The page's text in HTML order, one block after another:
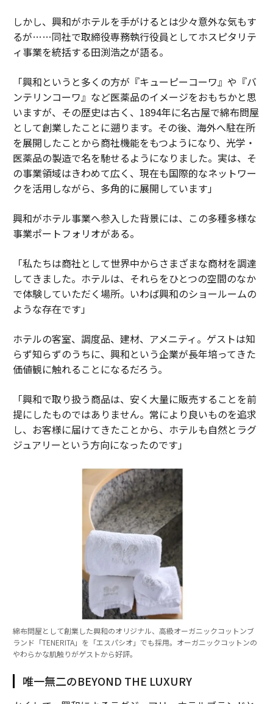
しかし、興和がホテルを手がけるとは少々意外な気もす
るが……同社で取締役専務執行役員としてホスピタリテ
ィ事業を統括する田渕浩之が語る。
「興和というと多くの方が『キューピーコーワ』や『バ
ンテリンコーワ』など医薬品のイメージをおもちかと思
いますが、その歴史は古く、1894年に名古屋で綿布問屋
として創業したことに遡ります。その後、海外へ駐在所
を展開したことから商社機能をもつようになり、光学・
医薬品の製造で名を馳せるようになりました。実は、そ
の事業領域はきわめて広く、現在も国際的なネットワー
クを活用しながら、多角的に展開しています」
興和がホテル事業へ参入した背景には、この多種多様な
事業ポートフォリオがある。
「私たちは商社として世界中からさまざまな商材を調達
してきました。ホテルは、それらをひとつの空間のなか
で体験していただく場所。いわば興和のショールームの
ような存在です」
ホテルの客室、調度品、建材、アメニティ。ゲストは知
らず知らずのうちに、興和という企業が長年培ってきた
価値観に触れることになるだろう。
「興和で取り扱う商品は、安く大量に販売することを前
提にしたものではありません。常により良いものを追求
し、お客様に届けてきたことから、ホテルも自然とラグ
ジュアリーという方向になったのです」
綿布問屋として創業した興和のオリジナル、高級オーガニックコットンブ
ランド「TENERITA」を「エスパシオ」でも採用。オーガニックコットンの
やわらかな肌触りがゲストから好評。
唯一無二のBEYOND THE LUXURY